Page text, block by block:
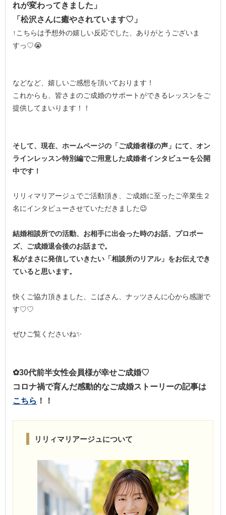
れが変わってきました」
「松沢さんに癒やされています♡」
↑こちらは予想外の嬉しい反応でした、ありがとうございま
すっ♡😭
などなど、嬉しいご感想を頂いております！
これからも、皆さまのご成婚のサポートができるレッスンをご
提供してまいります！！
そして、現在、ホームページの「ご成婚者様の声」にて、オン
ラインレッスン特別編でご用意した成婚者インタビューを公開
中です！
リリィマリアージュでご活動頂き、ご成婚に至ったご卒業生２
名にインタビューさせていただきました😉
結婚相談所での活動、お相手に出会った時のお話、プロポー
ズ、ご成婚退会後のお話まで。
私がまさに発信していきたい「相談所のリアル」をお伝えでき
ていると思います。
快くご協力頂きました、こばさん、ナッツさんに心から感謝で
す♡♡
ぜひご覧くださいね✨
✿30代前半女性会員様が幸せご成婚♡
コロナ禍で育んだ感動的なご成婚ストーリーの記事は
こちら ！！
リリィマリアージュについて